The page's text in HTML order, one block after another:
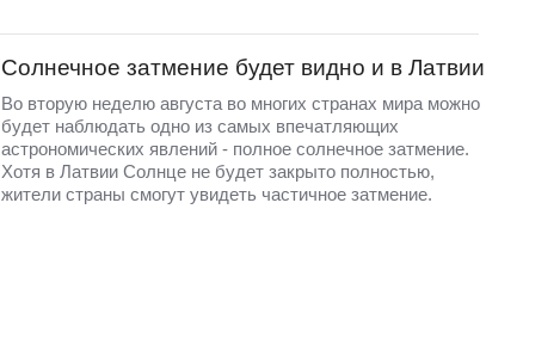
Солнечное затмение будет видно и в Латвии
Во вторую неделю августа во многих странах мира можно
будет наблюдать одно из самых впечатляющих
астрономических явлений - полное солнечное затмение.
Хотя в Латвии Солнце не будет закрыто полностью,
жители страны смогут увидеть частичное затмение.